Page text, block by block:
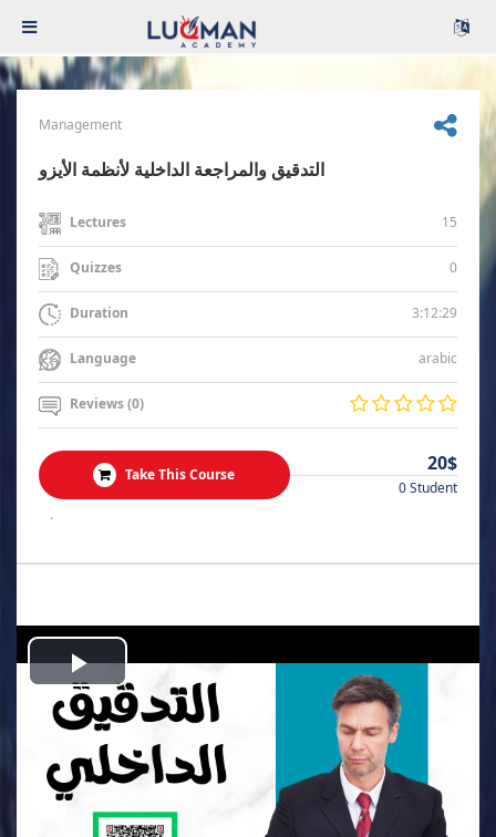
Management
التدقيق والمراجعة الداخلية لأنظمة الأيزو
Lectures 15
Quizzes 0
Duration 3:12:29
Language arabic
Reviews (0)
Take This Course 20$
0 Student
.
Play
Video